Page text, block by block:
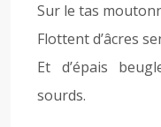
Sur le tas
Flottent d’âcres
Et d’épais
sourds.